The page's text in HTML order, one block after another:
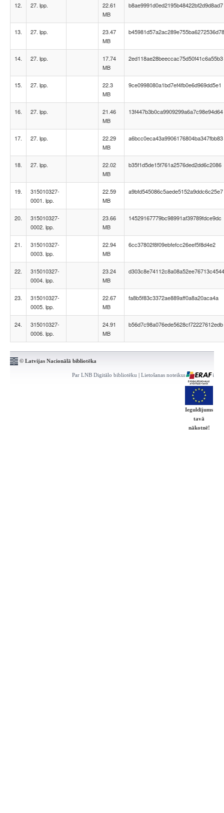
12. 27. lpp.
22.61
MB
b8ae9991d0ed2195b48422bf2d9d8ad7
13. 27. lpp.
23.47
MB
b45981d57a2ac289e755ba6272536d78
14. 27. lpp.
17.74
MB
2ed118ae28beeccac75d50f41c6a55b3
15. 27. lpp.
22.3
MB
9ce0998080a1bd7ef4fb0e6d969dd5e1
16. 27. lpp.
21.46
MB
13f447b3b0ca9909299a6a7c98e94d64
17. 27. lpp.
22.29
MB
a6bcc0eca43a9906176804ba347fbb83
18. 27. lpp.
22.02
MB
b35f1d5de15f761a2576ded2dd6c2086
19.
315010327-
0001. lpp.
22.59
MB
a9bfd545086c5aede5152a9ddc6c25e7
20.
315010327-
0002. lpp.
23.66
MB
14529167779bc98991af39789fdce9dc
21.
315010327-
0003. lpp.
22.94
MB
6cc37802f8f09ebfefcc26eef5f8d4e2
22.
315010327-
0004. lpp.
23.24
MB
d303c8e74112c8a08a52ee76713c4544
23.
315010327-
0005. lpp.
22.67
MB
fa8b5f83c3372ae889aff0a8a20aca4a
24.
315010327-
0006. lpp.
24.91
MB
b56d7c98a076ede5628cf72227612edb
© Latvijas Nacionālā bibliotēka
Par LNB Digitālo bibliotēku | Lietošanas noteikumi | Kontakti
Ieguldījums
tavā
nākotnē!